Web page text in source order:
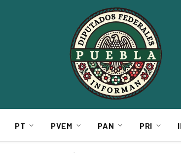
PT PVEM PAN PRI